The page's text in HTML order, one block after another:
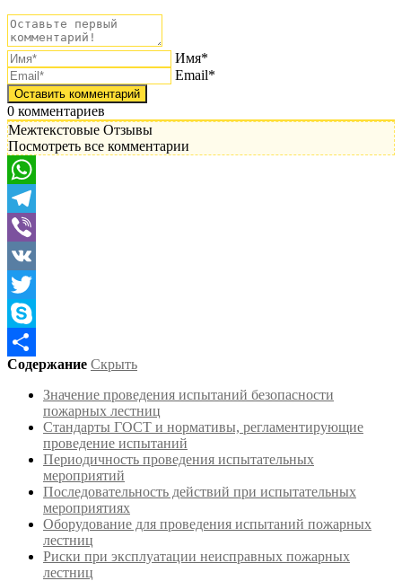
Имя*
Email*
0 комментариев
Межтекстовые Отзывы
Посмотреть все комментарии
WhatsApp
Telegram
Viber
VK
Twitter
Skype
Отправить
Содержание Скрыть
Значение проведения испытаний безопасности
пожарных лестниц
Стандарты ГОСТ и нормативы, регламентирующие
проведение испытаний
Периодичность проведения испытательных
мероприятий
Последовательность действий при испытательных
мероприятиях
Оборудование для проведения испытаний пожарных
лестниц
Риски при эксплуатации неисправных пожарных
лестниц